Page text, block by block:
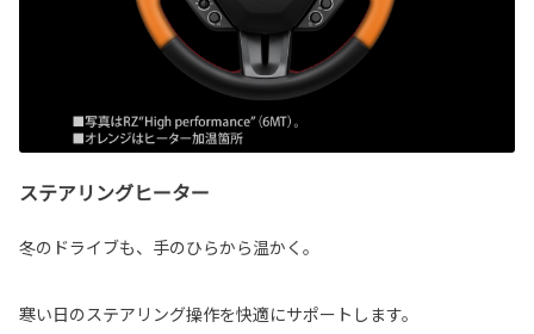
ステアリングヒーター
冬のドライブも、手のひらから温かく。
寒い日のステアリング操作を快適にサポートします。